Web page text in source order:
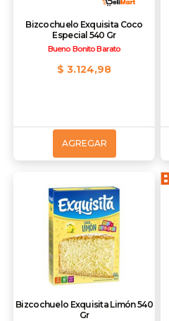
Bizcochuelo Exquisita Coco
Especial 540 Gr
Bueno Bonito Barato
$ 3.124,98
AGREGAR
Bizcochuelo Exquisita Limón 540
Gr